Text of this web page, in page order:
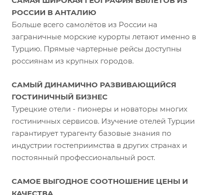
РОССИИ В АНТАЛИЮ
Больше всего самолётов из России на
заграничные морские курорты летают именно в
Турцию. Прямые чартерные рейсы доступны
россиянам из крупных городов.
САМЫЙ ДИНАМИЧНО РАЗВИВАЮЩИЙСЯ
ГОСТИНИЧНЫЙ БИЗНЕС
Турецкие отели - пионеры и новаторы многих
гостиничных сервисов. Изучение отелей Турции
гарантирует турагенту базовые знания по
индустрии гостеприимства в других странах и
постоянный профессиональный рост.
САМОЕ ВЫГОДНОЕ СООТНОШЕНИЕ ЦЕНЫ И